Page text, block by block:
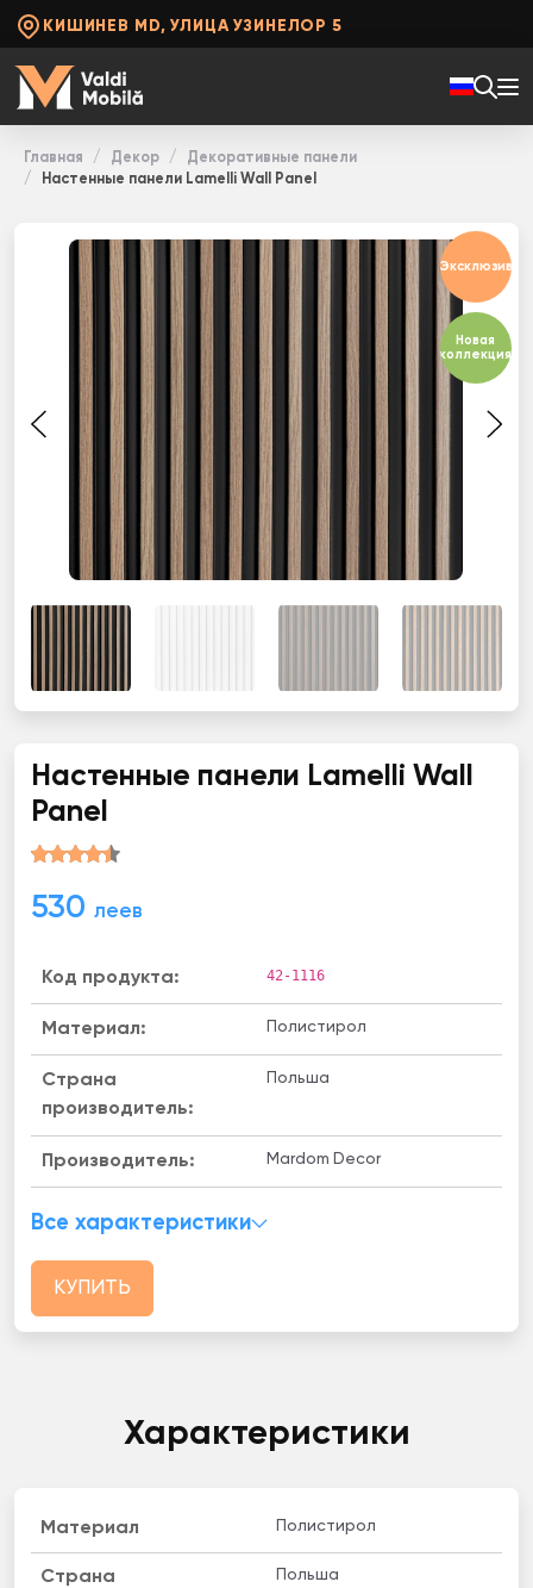
КИШИНЕВ MD, УЛИЦА УЗИНЕЛОР 5
Главная Декор
Декоративные панели
Настенные панели Lamelli Wall Panel
Эксклюзив
Новая
коллекция
Настенные панели Lamelli Wall
Panel
530 леев
Код продукта: 42-1116
Материал: Полистирол
Страна
производитель:
Польша
Производитель: Mardom Decor
Все характеристики
КУПИТЬ
Характеристики
Материал Полистирол
Страна
Польша